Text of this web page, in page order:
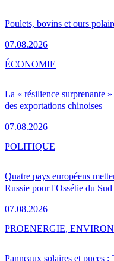
Poulets, bovins et ours
07.08.2026
La « résilience surprenante
des exportations chinoises
07.08.2026
ÉCONOMIE
Quatre pays européens
Russie pour l'Ossétie du Sud
07.08.2026
POLITIQUE
Panneaux solaires et puces
PROENERGIE,